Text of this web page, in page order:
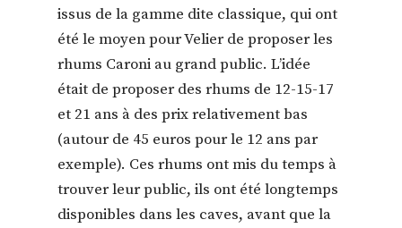
issus de la gamme dite classique, qui ont
été le moyen pour Velier de proposer les
rhums Caroni au grand public. L’idée
était de proposer des rhums de 12-15-17
et 21 ans à des prix relativement bas
(autour de 45 euros pour le 12 ans par
exemple). Ces rhums ont mis du temps à
trouver leur public, ils ont été longtemps
disponibles dans les caves, avant que la